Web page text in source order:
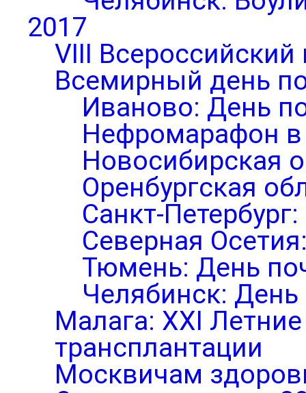
2017
VIII Всероссийский
Всемирный день
Иваново: День
Нефромарафон
Новосибирская
Оренбургская
Санкт-
Северная
Тюмень: День
Челябинск: День
Малага: XXI
трансплантации
Москвичам